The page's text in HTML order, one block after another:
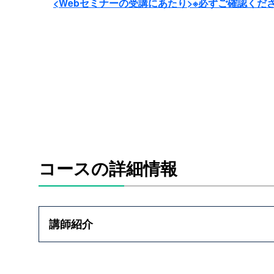
コースの詳細情報
講師紹介